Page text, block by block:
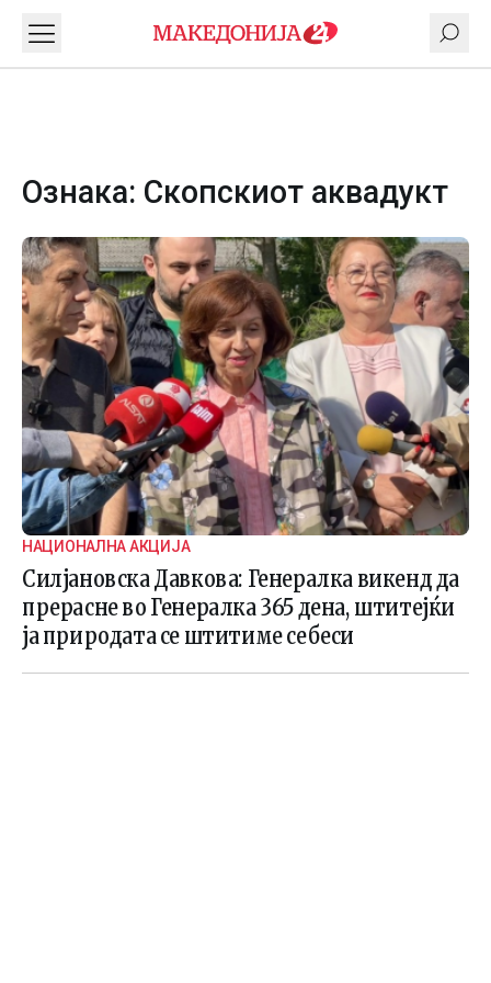
Ознака: Скопскиот аквадукт
НАЦИОНАЛНА АКЦИЈА
Силјановска Давкова: Генералка викенд да
прерасне во Генералка 365 дена, штитејќи
ја природата се штитиме себеси